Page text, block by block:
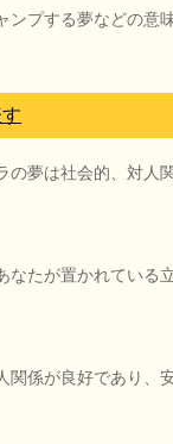
ンプする夢などの意
夢は社会的、対人
たが置かれている
係が良好であり、